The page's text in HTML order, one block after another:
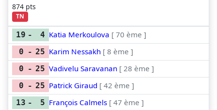
874 pts
TN
19 - 4 Katia Merkoulova [ 70 ème ]
0 - 25 Karim Nessakh [ 8 ème ]
0 - 25 Vadivelu Saravanan [ 28 ème ]
0 - 25 Patrick Giraud [ 42 ème ]
13 - 5 François Calmels [ 47 ème ]